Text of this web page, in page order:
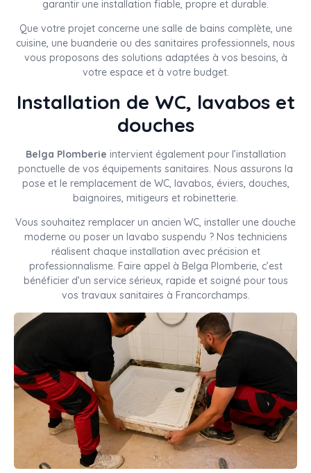
garantir une installation fiable, propre et durable.
Que votre projet concerne une salle de bains complète, une
cuisine, une buanderie ou des sanitaires professionnels, nous
vous proposons des solutions adaptées à vos besoins, à
votre espace et à votre budget.
Installation de WC, lavabos et
douches
Belga Plomberie intervient également pour l’installation
ponctuelle de vos équipements sanitaires. Nous assurons la
pose et le remplacement de WC, lavabos, éviers, douches,
baignoires, mitigeurs et robinetterie.
Vous souhaitez remplacer un ancien WC, installer une douche
moderne ou poser un lavabo suspendu ? Nos techniciens
réalisent chaque installation avec précision et
professionnalisme. Faire appel à Belga Plomberie, c’est
bénéficier d’un service sérieux, rapide et soigné pour tous
vos travaux sanitaires à Francorchamps.